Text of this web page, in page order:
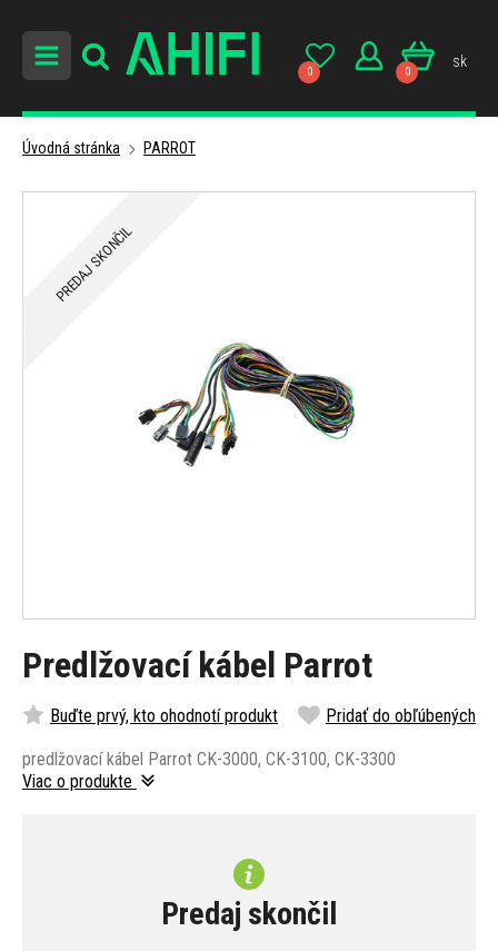
0 0
sk
Úvodná stránka PARROT
Predlžovací kábel Parrot
Buďte prvý, kto ohodnotí produkt Pridať do obľúbených
predlžovací kábel Parrot CK-3000, CK-3100, CK-3300
Viac o produkte
Predaj skončil
PREDAJ SKONČIL